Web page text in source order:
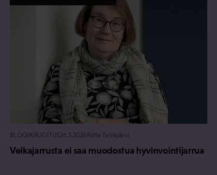
BLOGIKIRJOITUS26.5.2026Riitta Työläjärvi
Velkajarrusta ei saa muodostua hyvinvointijarrua